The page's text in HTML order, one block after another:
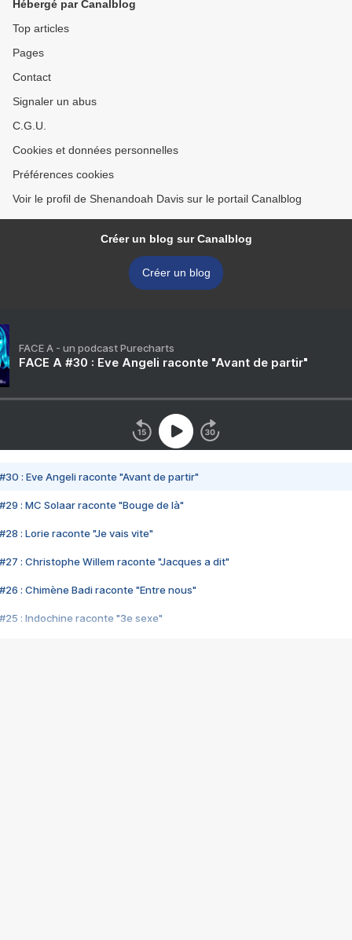
Hébergé par Canalblog
Top articles
Pages
Contact
Signaler un abus
C.G.U.
Cookies et données personnelles
Préférences cookies
Voir le profil de Shenandoah Davis sur le portail Canalblog
Créer un blog sur Canalblog
Créer un blog
FACE A - un podcast Purecharts
FACE A #30 : Eve Angeli raconte "Avant de partir"
#30 : Eve Angeli raconte "Avant de partir"
#29 : MC Solaar raconte "Bouge de là"
#28 : Lorie raconte "Je vais vite"
#27 : Christophe Willem raconte "Jacques a dit"
#26 : Chimène Badi raconte "Entre nous"
#25 : Indochine raconte "3e sexe"